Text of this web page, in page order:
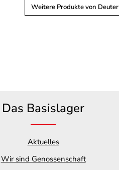
Weitere Produkte von Deuter
Das Basislager
Aktuelles
Wir sind Genossenschaft